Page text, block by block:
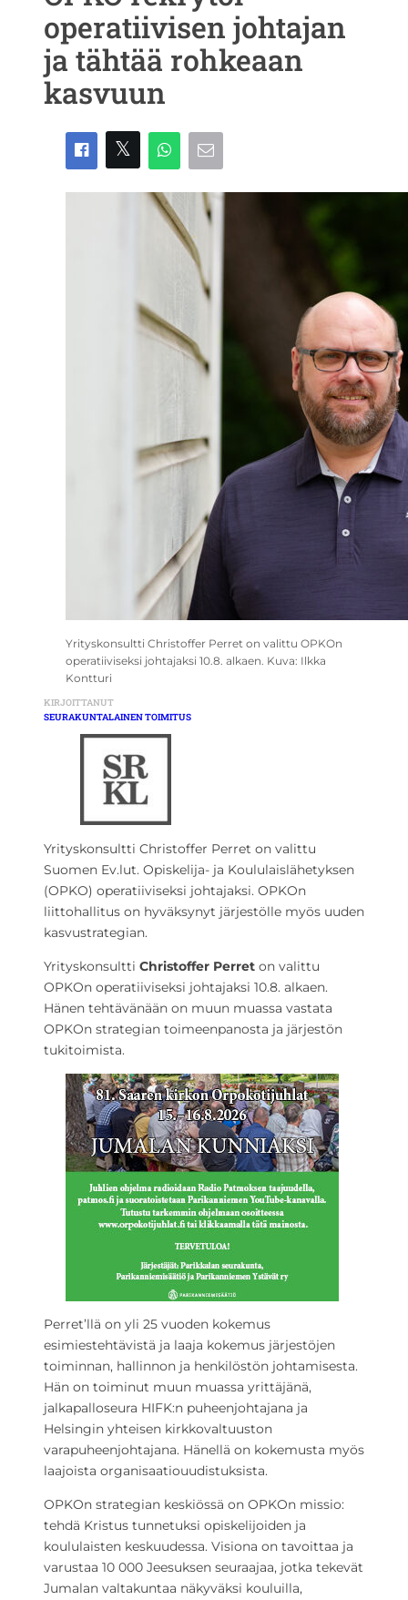
operatiivisen johtajan
ja tähtää rohkeaan
kasvuun
Yrityskonsultti Christoffer Perret on valittu OPKOn
operatiiviseksi johtajaksi 10.8. alkaen. Kuva: Ilkka
Kontturi
KIRJOITTANUT
SEURAKUNTALAINEN TOIMITUS
Yrityskonsultti Christoffer Perret on valittu
Suomen Ev.lut. Opiskelija- ja Koululaislähetyksen
(OPKO) operatiiviseksi johtajaksi. OPKOn
liittohallitus on hyväksynyt järjestölle myös uuden
kasvustrategian.
Yrityskonsultti Christoffer Perret on valittu
OPKOn operatiiviseksi johtajaksi 10.8. alkaen.
Hänen tehtävänään on muun muassa vastata
OPKOn strategian toimeenpanosta ja järjestön
tukitoimista.
Perret’llä on yli 25 vuoden kokemus
esimiestehtävistä ja laaja kokemus järjestöjen
toiminnan, hallinnon ja henkilöstön johtamisesta.
Hän on toiminut muun muassa yrittäjänä,
jalkapalloseura HIFK:n puheenjohtajana ja
Helsingin yhteisen kirkkovaltuuston
varapuheenjohtajana. Hänellä on kokemusta myös
laajoista organisaatiouudistuksista.
OPKOn strategian keskiössä on OPKOn missio:
tehdä Kristus tunnetuksi opiskelijoiden ja
koululaisten keskuudessa. Visiona on tavoittaa ja
varustaa 10 000 Jeesuksen seuraajaa, jotka tekevät
Jumalan valtakuntaa näkyväksi kouluilla,